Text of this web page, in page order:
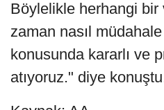
Böylelikle herhangi bir
zaman nasıl
konusunda kararlı ve
atıyoruz." diye